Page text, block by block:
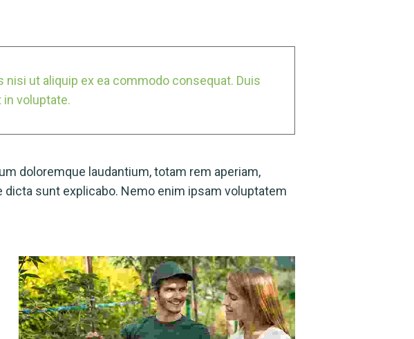
ut aliquip ex ea commodo consequat. Duis
in voluptate.
doloremque laudantium, totam rem aperiam,
sunt explicabo. Nemo enim ipsam voluptatem